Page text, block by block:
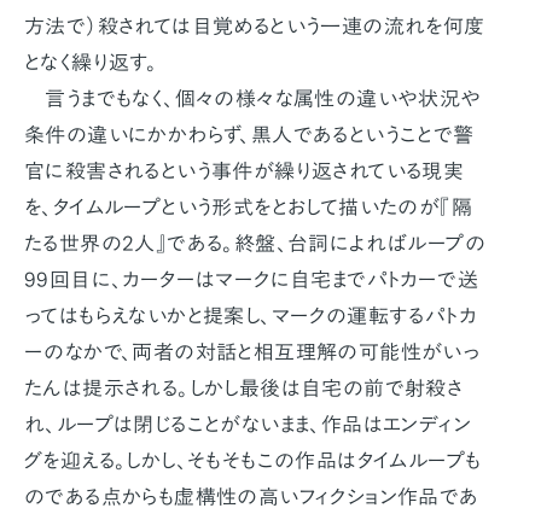
方法で）殺されては目覚めるという一連の流れを何度
となく繰り返す。
言うまでもなく、個々の様々な属性の違いや状況や
条件の違いにかかわらず、黒人であるということで警
官に殺害されるという事件が繰り返されている現実
を、タイムループという形式をとおして描いたのが『隔
たる世界の2人』である。終盤、台詞によればループの
99回目に、カーターはマークに自宅までパトカーで送
ってはもらえないかと提案し、マークの運転するパトカ
ーのなかで、両者の対話と相互理解の可能性がいっ
たんは提示される。しかし最後は自宅の前で射殺さ
れ、ループは閉じることがないまま、作品はエンディン
グを迎える。しかし、そもそもこの作品はタイムループも
のである点からも虚構性の高いフィクション作品であ